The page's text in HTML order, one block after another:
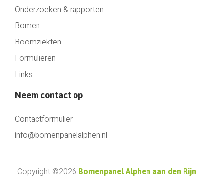
Onderzoeken & rapporten
Bomen
Boomziekten
Formulieren
Links
Neem contact op
Contactformulier
info@bomenpanelalphen.nl
Copyright ©2026 Bomenpanel Alphen aan den Rijn